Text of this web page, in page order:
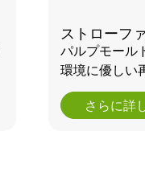
ストローフ
パルプモール
環境に優しい
さらに詳